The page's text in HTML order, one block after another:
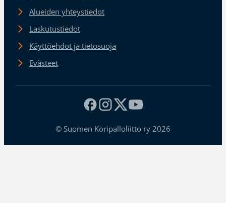
Alueiden yhteystiedot
Laskutustiedot
Käyttöehdot ja tietosuoja
Evästeet
© Suomen Koripalloliitto ry 2026